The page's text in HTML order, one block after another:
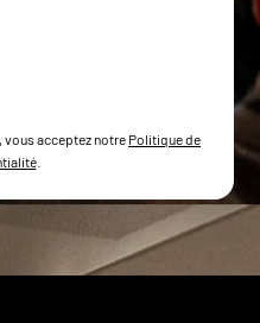
vous acceptez notre Politique de
.